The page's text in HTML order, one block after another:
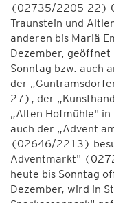
(02735/2205-22)
Traunstein und
anderen bis Mariä
Dezember, geöffnet
Sonntag bzw. auch
der
27), der
„Alten Hofmühle"
auch der „Advent
(02646/2213)
Adventmarkt"
heute bis Sonntag
Dezember, wird in